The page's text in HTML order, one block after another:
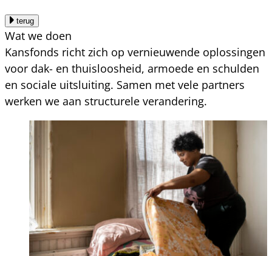
terug
Wat we doen
Kansfonds richt zich op vernieuwende oplossingen
voor dak- en thuisloosheid, armoede en schulden
en sociale uitsluiting. Samen met vele partners
werken we aan structurele verandering.